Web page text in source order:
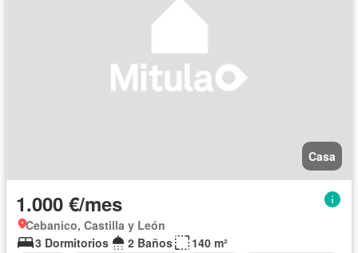
Casa
1.000 €/mes
Cebanico, Castilla y León
3 Dormitorios
2 Baños
140 m²